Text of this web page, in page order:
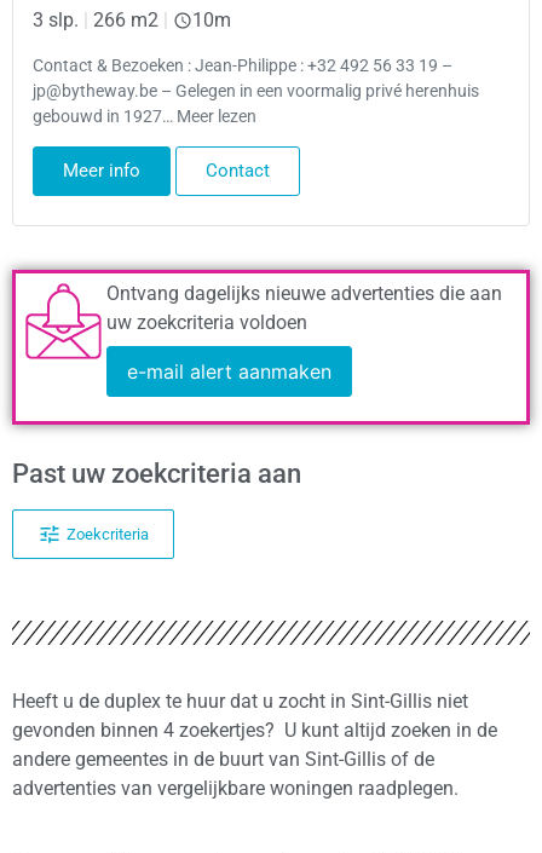
3 slp. 266 m2 10m
Contact & Bezoeken : Jean-Philippe : +32 492 56 33 19 –
jp@bytheway.be – Gelegen in een voormalig privé herenhuis
gebouwd in 1927… Meer lezen
Meer info Contact
Ontvang dagelijks nieuwe advertenties die aan
uw zoekcriteria voldoen
e-mail alert aanmaken
Past uw zoekcriteria aan
Zoekcriteria
Heeft u de duplex te huur dat u zocht in Sint-Gillis niet
gevonden binnen 4 zoekertjes? U kunt altijd zoeken in de
andere gemeentes in de buurt van Sint-Gillis of de
advertenties van vergelijkbare woningen raadplegen.